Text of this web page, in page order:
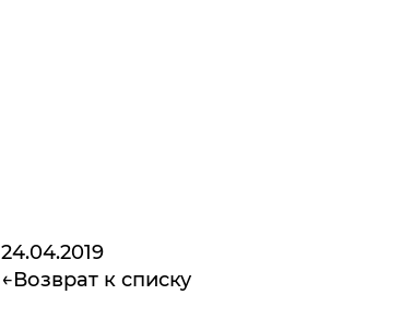
24.04.2019
Возврат к списку